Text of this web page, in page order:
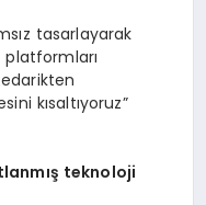
tasarlayarak
kısaltıyoruz”
teknoloji